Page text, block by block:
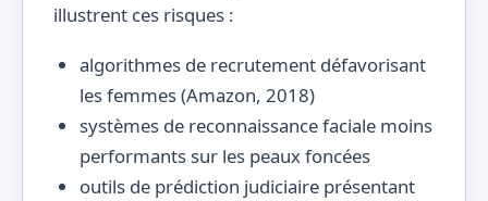
illustrent ces risques :
algorithmes de recrutement défavorisant
les femmes (Amazon, 2018)
systèmes de reconnaissance faciale moins
performants sur les peaux foncées
outils de prédiction judiciaire présentant